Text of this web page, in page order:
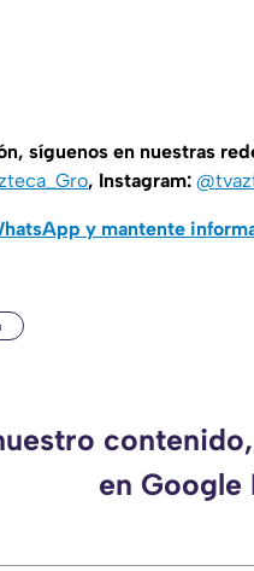
síguenos en nuestras
, Instagram:
y mantente
en Google